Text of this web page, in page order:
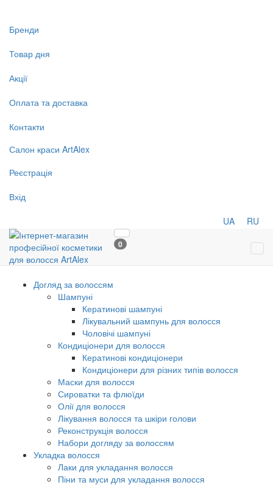
Бренди
Товар дня
Акції
Оплата та доставка
Контакти
Салон краси ArtAlex
Реєстрація
Вхід
UA RU
0
Догляд за волоссям
Шампуні
Кератинові шампуні
Лікувальний шампунь для волосся
Чоловічі шампуні
Кондиціонери для волосся
Кератинові кондиціонери
Кондиціонери для різних типів волосся
Маски для волосся
Сироватки та флюїди
Олії для волосся
Лікування волосся та шкіри голови
Реконструкція волосся
Набори догляду за волоссям
Укладка волосся
Лаки для укладання волосся
Піни та муси для укладання волосся